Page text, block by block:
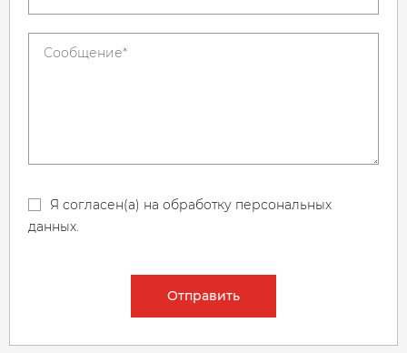
Я согласен(а) на обработку персональных
данных.
Отправить